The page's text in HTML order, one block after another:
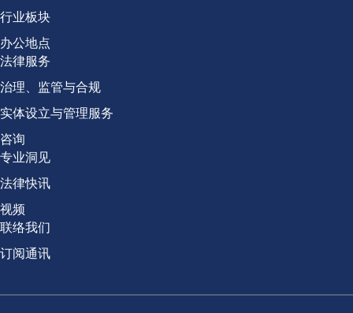
行业板块
办公地点
Group 2
法律服务
治理、监管与合规
实体设立与管理服务
咨询
Group 3
专业洞见
法律快讯
视频
Group 4
联络我们
订阅通讯